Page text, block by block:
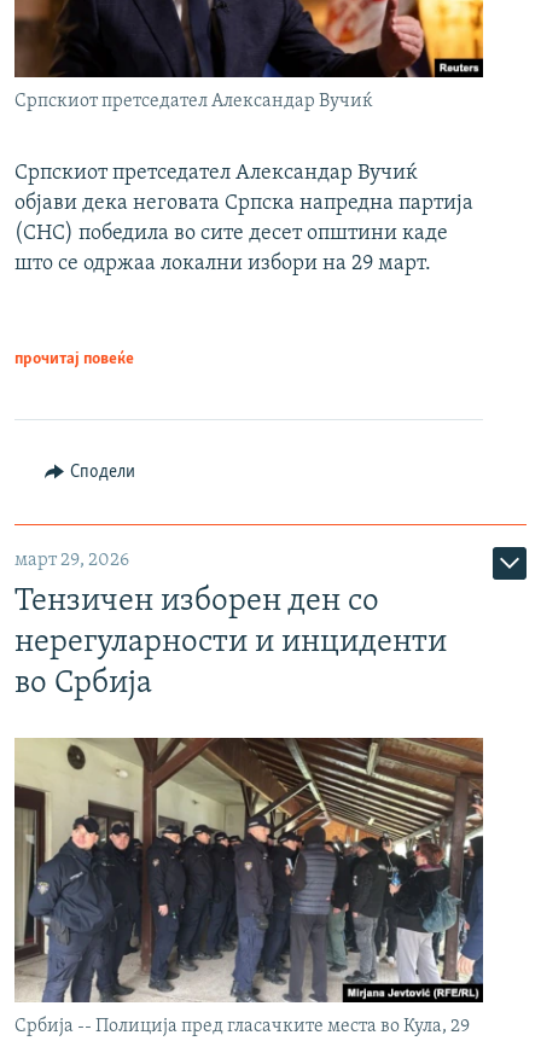
Српскиот претседател Александар Вучиќ
Српскиот претседател Александар Вучиќ
објави дека неговата Српска напредна партија
(СНС) победила во сите десет општини каде
што се одржаа локални избори на 29 март.
прочитај повеќе
Сподели
март 29, 2026
Тензичен изборен ден со
нерегуларности и инциденти
во Србија
Србија -- Полиција пред гласачките места во Кула, 29